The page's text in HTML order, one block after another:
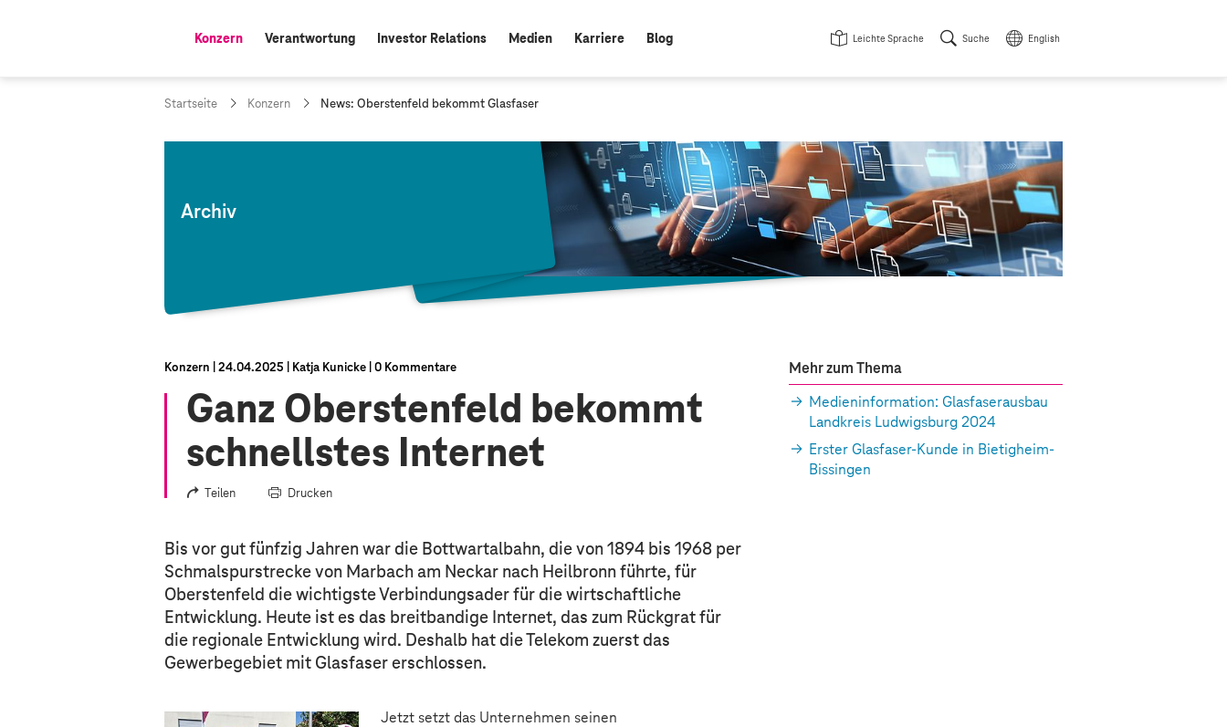
aktiv:
Konzern Verantwortung Investor Relations Medien Karriere Blog Leichte Sprache Suche English
Startseite Konzern
a
e
News: Oberstenfeld bekommt Glasfaser
Archiv
Konzern 24.04.2025 Katja Kunicke 0 Kommentare
Ganz Oberstenfeld bekommt
schnellstes Internet
Teilen Drucken
Bis vor gut fünfzig Jahren war die Bottwartalbahn, die von 1894 bis 1968 per
Schmalspurstrecke von Marbach am Neckar nach Heilbronn führte, für
Oberstenfeld die wichtigste Verbindungsader für die wirtschaftliche
Entwicklung. Heute ist es das breitbandige Internet, das zum Rückgrat für
die regionale Entwicklung wird. Deshalb hat die Telekom zuerst das
Gewerbegebiet mit Glasfaser erschlossen.
Jetzt setzt das Unternehmen seinen
Mehr zum Thema
Medieninformation: Glasfaserausbau
Landkreis Ludwigsburg 2024
Erster Glasfaser-Kunde in Bietigheim-
Bissingen